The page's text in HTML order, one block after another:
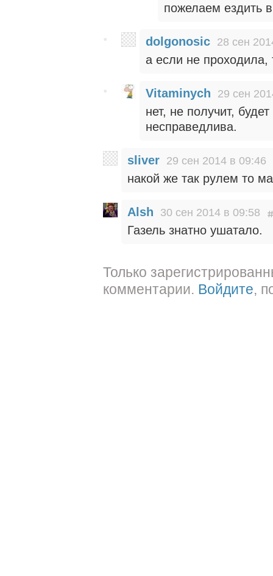
пожелаем ездить
dolgonosic 28 сен
а если не проходила,
Vitaminych 29 сен
нет, не получит,
несправедлива.
sliver 29 сен 2014 в 09:46
накой же так рулем то
Alsh 30 сен 2014 в 09:58
Газель знатно ушатало.
Только
комментарии. Войдите,